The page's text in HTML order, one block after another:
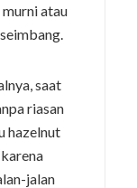
atau
saat
riasan
hazelnut
jalan